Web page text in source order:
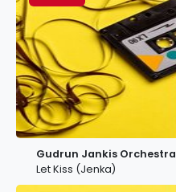
Gudrun Jankis Orchestra
Let Kiss (Jenka)